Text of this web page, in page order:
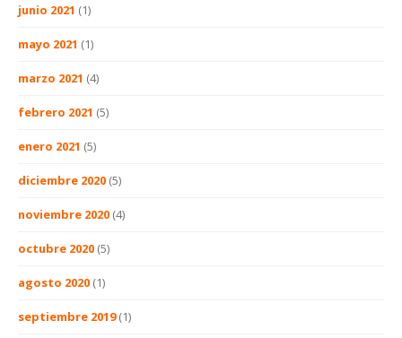
junio 2021 (1)
mayo 2021 (1)
marzo 2021 (4)
febrero 2021 (5)
enero 2021 (5)
diciembre 2020 (5)
noviembre 2020 (4)
octubre 2020 (5)
agosto 2020 (1)
septiembre 2019(1)